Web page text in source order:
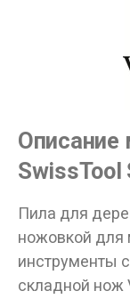
Описание
SwissTool
Пила для
ножовкой для
инструменты
складной нож
Вам